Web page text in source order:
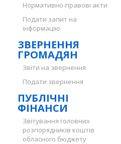
Нормативно-правові акти
Подати запит на
інформацію
ЗВЕРНЕННЯ
ГРОМАДЯН
Звіти на звернення
Подати звернення
ПУБЛІЧНІ
ФІНАНСИ
Звітування головних
розпорядників коштів
обласного бюджету